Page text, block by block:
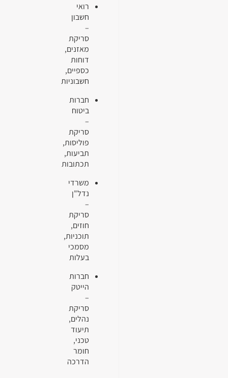
רואי
חשבון
–
סריקת
מאזנים,
דוחות
כספיים,
חשבוניות
חברות
ביטוח
–
סריקת
פוליסות,
תביעות,
תכתובות
משרדי
נדל"ן
–
סריקת
חוזים,
תוכניות,
מסמכי
בעלות
חברות
הייטק
–
סריקת
נהלים,
תיעוד
טכני,
חומר
הדרכה